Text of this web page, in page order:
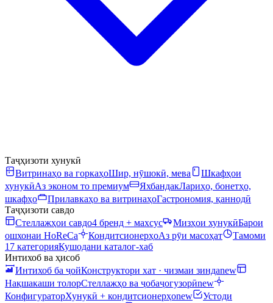
Таҷҳизоти хунукӣ
Витринаҳо ва горкаҳоШир, нӯшокӣ, мева
Шкафҳои
хунукӣАз эконом то премиум ЯхбандакЛариҳо, бонетҳо,
шкафҳо
Прилавкаҳо ва витринаҳоГастрономия, қаннодӣ
Таҷҳизоти савдо
Стеллажҳои савдо4 бренд + махсус Мизҳои хунукӣБарои
ошхонаи HoReCa
КондитсионерҳоАз рӯи масоҳат
Тамоми
17 категорияКушодани каталог-хаб
Интихоб ва ҳисоб
Интихоб ба ҷойКонструктори хат · чизмаи зиндаnew
Нақшакаши толорСтеллажҳо ва ҷобаҷогузорӣnew
КонфигураторХунукӣ + кондитсионерҳоnew
Устоди